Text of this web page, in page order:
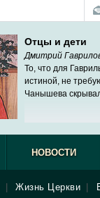
Отцы и дети
Дмитрий
То, что для
истиной, не
Чанышева
Жизнь Церкви
НОВОСТИ